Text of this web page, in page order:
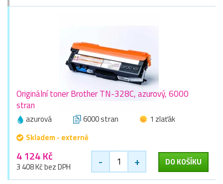
Originální toner Brother TN-328C, azurový, 6000
stran
azurová 6000 stran
1 zlaťák
Skladem - externě
4 124 Kč
3 408 Kč bez DPH - + DO KOŠÍKU